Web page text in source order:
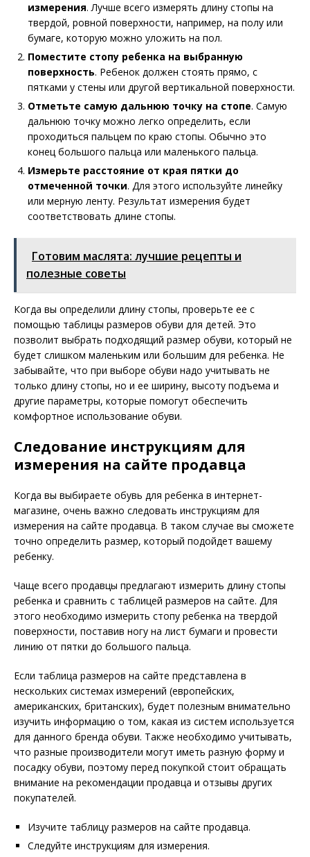
измерения. Лучше всего измерять длину стопы на
твердой, ровной поверхности, например, на полу или
бумаге, которую можно уложить на пол.
Поместите стопу ребенка на выбранную
поверхность. Ребенок должен стоять прямо, с
пятками у стены или другой вертикальной поверхности.
Отметьте самую дальнюю точку на стопе. Самую
дальнюю точку можно легко определить, если
проходиться пальцем по краю стопы. Обычно это
конец большого пальца или маленького пальца.
Измерьте расстояние от края пятки до
отмеченной точки. Для этого используйте линейку
или мерную ленту. Результат измерения будет
соответствовать длине стопы.
Готовим маслята: лучшие рецепты и
полезные советы
Когда вы определили длину стопы, проверьте ее с
помощью таблицы размеров обуви для детей. Это
позволит выбрать подходящий размер обуви, который не
будет слишком маленьким или большим для ребенка. Не
забывайте, что при выборе обуви надо учитывать не
только длину стопы, но и ее ширину, высоту подъема и
другие параметры, которые помогут обеспечить
комфортное использование обуви.
Следование инструкциям для
измерения на сайте продавца
Когда вы выбираете обувь для ребенка в интернет-
магазине, очень важно следовать инструкциям для
измерения на сайте продавца. В таком случае вы сможете
точно определить размер, который подойдет вашему
ребенку.
Чаще всего продавцы предлагают измерить длину стопы
ребенка и сравнить с таблицей размеров на сайте. Для
этого необходимо измерить стопу ребенка на твердой
поверхности, поставив ногу на лист бумаги и провести
линию от пятки до большого пальца.
Если таблица размеров на сайте представлена в
нескольких системах измерений (европейских,
американских, британских), будет полезным внимательно
изучить информацию о том, какая из систем используется
для данного бренда обуви. Также необходимо учитывать,
что разные производители могут иметь разную форму и
посадку обуви, поэтому перед покупкой стоит обращать
внимание на рекомендации продавца и отзывы других
покупателей.
Изучите таблицу размеров на сайте продавца.
Следуйте инструкциям для измерения.